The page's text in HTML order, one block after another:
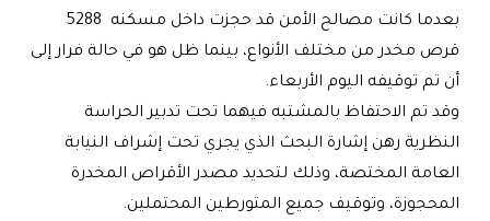
بعدما كانت مصالح الأمن قد حجزت داخل مسكنه 5288
قرص مخدر من مختلف الأنواع، بينما ظل هو في حالة فرار إلى
أن تم توقيفه اليوم الأربعاء.
وقد تم الاحتفاظ بالمشتبه فيهما تحت تدبير الحراسة
النظرية رهن إشارة البحث الذي يجري تحت إشراف النيابة
العامة المختصة، وذلك لتحديد مصدر الأقراص المخدرة
المحجوزة، وتوقيف جميع المتورطين المحتملين.